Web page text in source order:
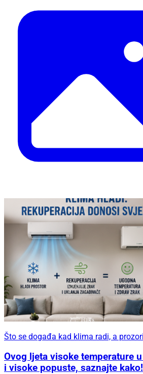
Što se događa kad klima radi, a
Ovog ljeta visoke temperature
i visoke popuste, saznajte kako!